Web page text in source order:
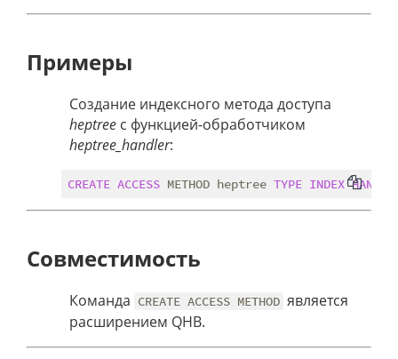
Примеры
Создание индексного метода доступа
heptree с функцией-обработчиком
heptree_handler:
CREATE ACCESS METHOD heptree TYPE INDEX
Совместимость
Команда CREATE ACCESS METHOD является
расширением QHB.